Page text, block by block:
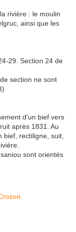
rivière : le moulin
ainsi que les
29. Section 24 de
section ne sont
d'un bief vers
après 1831. Au
rectiligne, suit,
sont orientés